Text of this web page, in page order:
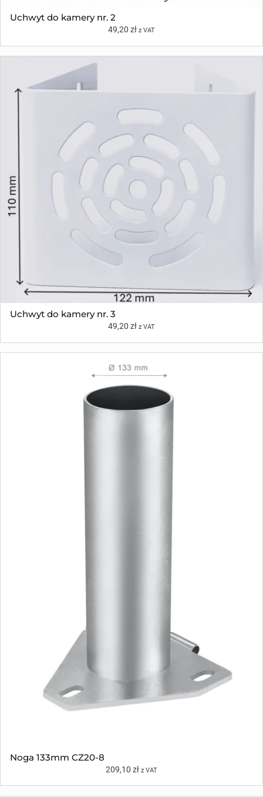
Uchwyt do kamery nr. 2
49,20 zł z VAT
Uchwyt do kamery nr. 3
49,20 zł z VAT
Noga 133mm CZ20-8
209,10 zł z VAT